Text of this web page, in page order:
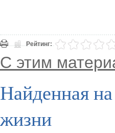
Рейтинг:
С этим
Найденная
жизни